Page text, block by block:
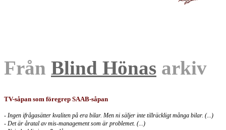
Från Blind Hönas arkiv
TV-såpan som föregrep SAAB-såpan
- Ingen ifrågasätter kvaliten på era bilar. Men ni säljer inte tillräckligt många bilar. (...)
- Det är åratal av mis-management som är problemet. (...)